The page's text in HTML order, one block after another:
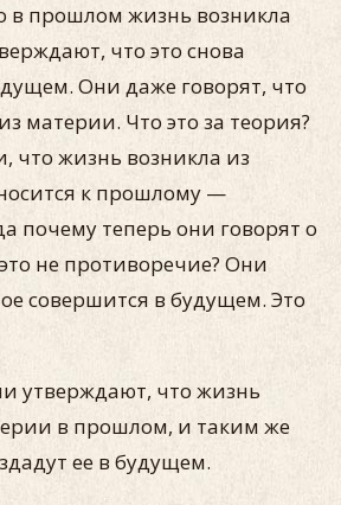
в прошлом жизнь возникла
что это снова
Они даже говорят, что
материи. Что это за теория?
что жизнь возникла из
к прошлому —
почему теперь они говорят о
не противоречие? Они
совершится в будущем. Это
утверждают, что жизнь
в прошлом, и таким же
ее в будущем.